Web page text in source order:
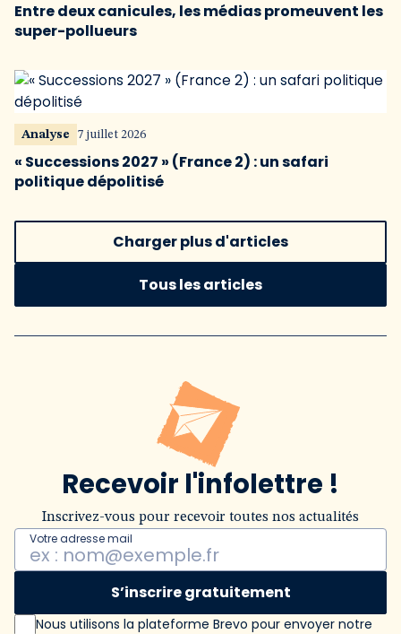
Entre deux canicules, les médias promeuvent les
super-pollueurs
Analyse 7 juillet 2026
« Successions 2027 » (France 2) : un safari
politique dépolitisé
Charger plus d'articles
Tous les articles
Recevoir l'infolettre !
Inscrivez-vous pour recevoir toutes nos actualités
Votre adresse mail
S’inscrire gratuitement
Nous utilisons la plateforme Brevo pour envoyer notre